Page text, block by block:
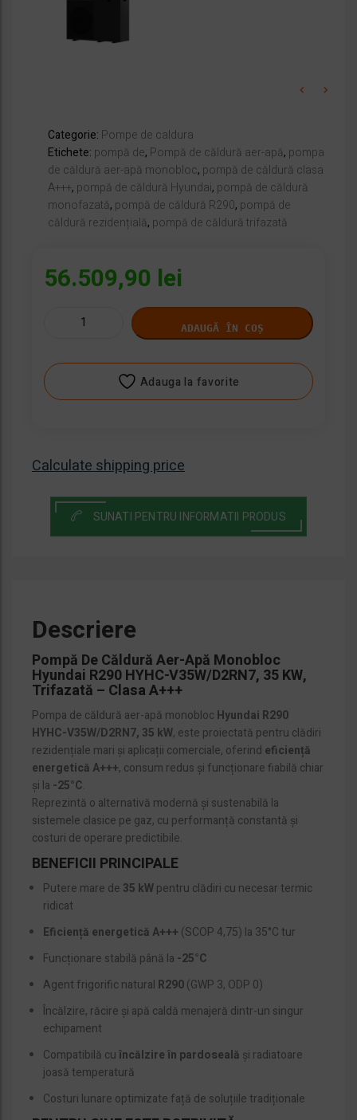
Categorie: Pompe de caldura
Etichete: pompă de, Pompă de căldură aer-apă, pompa
de căldură aer-apă monobloc, pompă de căldură clasa
A+++, pompă de căldură Hyundai, pompă de căldură
monofazată, pompă de căldură R290, pompă de
căldură rezidențială, pompă de căldură trifazată
Cantitate
căldură
aer-
apă
30
eficiență
A+++
ADAUGĂ ÎN COȘ
56.509,90 lei
Adauga la favorite
Calculate shipping price
SUNATI PENTRU INFORMATII PRODUS
Descriere
Pompă De Căldură Aer-Apă Monobloc
Hyundai R290 HYHC-V35W/D2RN7, 35 KW,
Trifazată – Clasa A+++
Pompa de căldură aer-apă monobloc Hyundai R290
HYHC-V35W/D2RN7, 35 kW, este proiectată pentru clădiri
rezidențiale mari și aplicații comerciale, oferind eficiență
energetică A+++, consum redus și funcționare fiabilă chiar
și la -25°C.
Reprezintă o alternativă modernă și sustenabilă la
sistemele clasice pe gaz, cu performanță constantă și
costuri de operare predictibile.
BENEFICII PRINCIPALE
Putere mare de 35 kWpentru clădiri cu necesar termic
ridicat
Eficiență energetică A+++ (SCOP 4,75) la 35°C tur
Funcționare stabilă până la -25°C
Agent frigorific natural R290(GWP 3, ODP 0)
Încălzire, răcire și apă caldă menajeră dintr-un singur
echipament
Compatibilă cuîncălzire în pardoseală și radiatoare
joasă temperatură
Costuri lunare optimizate față de soluțiile tradiționale